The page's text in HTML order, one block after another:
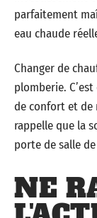
parfaitement
eau chaude
Changer de
plomberie.
de confort et de
rappelle que la
porte de salle
NE